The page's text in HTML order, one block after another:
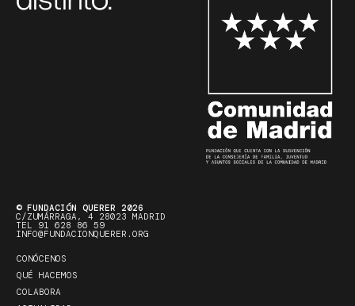
© FUNDACIÓN QUERER 2026
C/ZUMÁRRAGA, 4 28023 MADRID
TEL 91 628 86 59
INFO@FUNDACIONQUERER.ORG
CONÓCENOS
QUÉ HACEMOS
COLABORA